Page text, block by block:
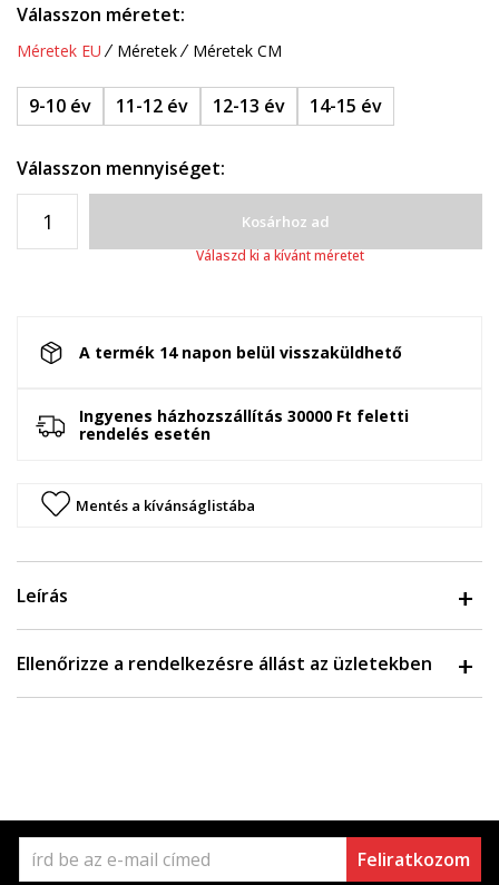
Válasszon méretet:
Méretek EU Méretek Méretek CM
9-10 év 11-12 év 12-13 év 14-15 év
Válasszon mennyiséget:
Kosárhoz ad
Válaszd ki a kívánt méretet
A termék 14 napon belül visszaküldhető
Ingyenes házhozszállítás 30000 Ft feletti
rendelés esetén
Mentés a kívánságlistába
Leírás
Ellenőrizze a rendelkezésre állást az üzletekben
Feliratkozom